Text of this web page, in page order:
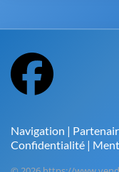
Navigation |
Confidentialité |